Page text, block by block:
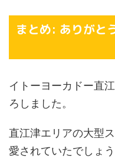
まとめ: ありがと
イトーヨーカドー直
ろしました。
直江津エリアの大型
愛されていたでしょう